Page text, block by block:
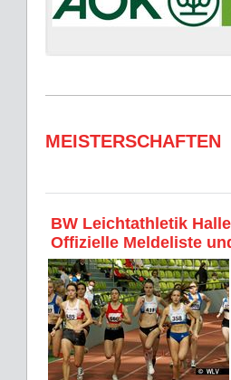
MEISTERSCHAFTEN
BW Leichtathletik
Offizielle Meldeliste